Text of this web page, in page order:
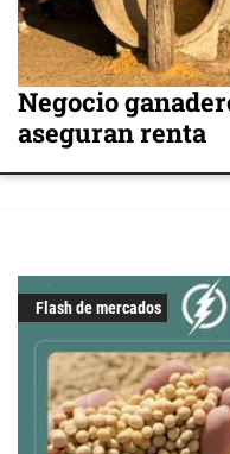
Negocio
aseguran renta
Flash de mercados